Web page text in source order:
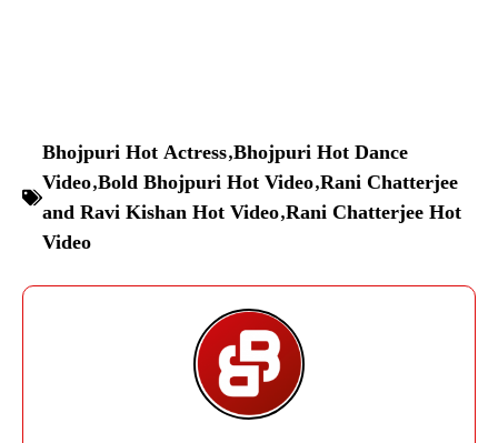
Bhojpuri Hot Actress,Bhojpuri Hot Dance
Video,Bold Bhojpuri Hot Video,Rani Chatterjee
and Ravi Kishan Hot Video,Rani Chatterjee Hot
Video